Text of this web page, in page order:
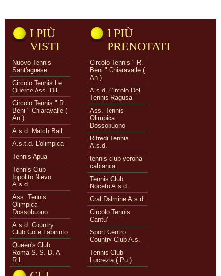
I PIÙ
VISTI
Nuovo Tennis
Sant'agnese
Circolo Tennis Le
Querce Ass. Dil.
Circolo Tennis " R.
Beni " Chiaravalle (
An )
A.s.d. Match Ball
A.s.t.d. L'olimpica
Tennis Apua
Tennis Club
Ippolito Nievo
A.s.d.
Ass. Tennis
Olimpica
Dossobuono
A.s.d. Country
Club Colle Labirinto
Queen's Club
Roma S. S. D. A
R.l.
I PIÙ
PRENOTATI
Circolo Tennis " R.
Beni " Chiaravalle (
An )
A.s.d. Circolo Del
Tennis Ragusa
Ass. Tennis
Olimpica
Dossobuono
Rifredi Tennis
A.s.d.
tennis club verona
cabianca
Tennis Club
Noceto A.s.d.
Cral Dalmine A.s.d.
Circolo Tennis
Cantu'
Sport Centro
Country Club A.s.
Tennis Club
Lucrezia ( Pu )